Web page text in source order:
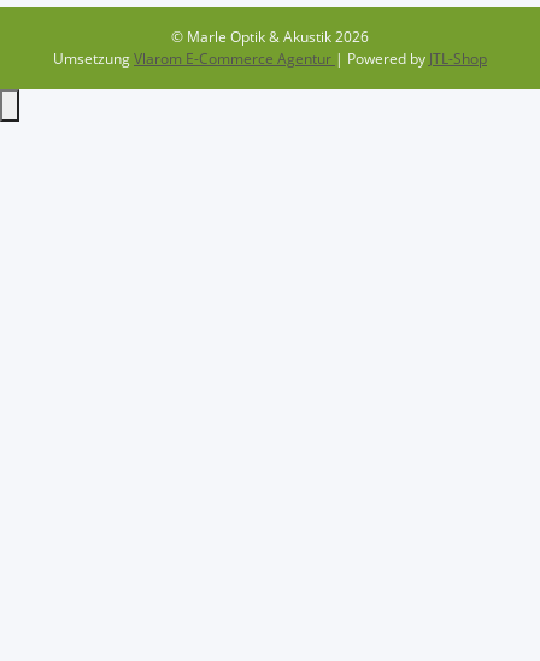
© Marle Optik & Akustik 2026
UmsetzungVlarom E-Commerce Agentur | Powered by JTL-Shop